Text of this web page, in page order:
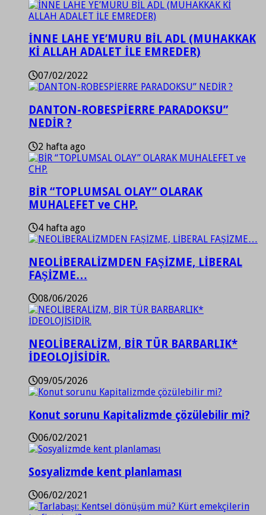
İNNE LAHE YE’MURU BİL ADL (MUHAKKAK
Kİ ALLAH ADALET İLE EMREDER)
07/02/2022
DANTON-ROBESPİERRE PARADOKSU”
NEDİR ?
2 hafta ago
BİR “TOPLUMSAL OLAY” OLARAK
MUHALEFET ve CHP.
4 hafta ago
NEOLİBERALİZMDEN FAŞİZME, LİBERAL
FAŞİZME…
08/06/2026
NEOLİBERALİZM, BİR TÜR BARBARLIK*
İDEOLOJİSİDİR.
09/05/2026
Konut sorunu Kapitalizmde çözülebilir mi?
06/02/2021
Sosyalizmde kent planlaması
06/02/2021